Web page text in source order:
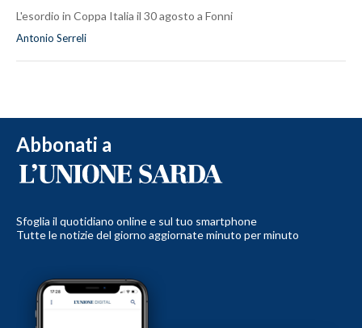
L'esordio in Coppa Italia il 30 agosto a Fonni
Antonio Serreli
Abbonati a
Sfoglia il quotidiano online e sul tuo smartphone
Tutte le notizie del giorno aggiornate minuto per minuto